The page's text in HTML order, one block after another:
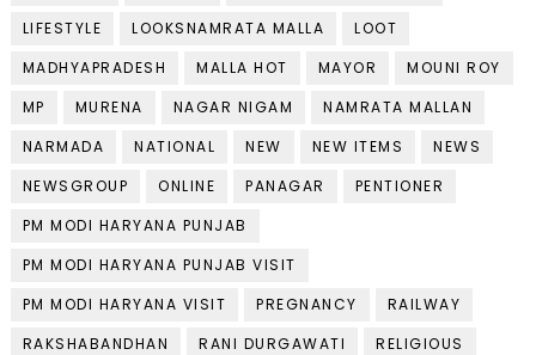
LIFESTYLE
LOOKSNAMRATA MALLA
LOOT
MADHYAPRADESH
MALLA HOT MAYOR
MOUNI ROY
MP
MURENA NAGAR NIGAM
NAMRATA MALLAN
NARMADA
NATIONAL NEW NEW ITEMS
NEWS
NEWSGROUP
ONLINE PANAGAR
PENTIONER
PM MODI HARYANA PUNJAB
PM MODI HARYANA PUNJAB VISIT
PM MODI HARYANA VISIT
PREGNANCY
RAILWAY
RAKSHABANDHAN
RANI DURGAWATI
RELIGIOUS